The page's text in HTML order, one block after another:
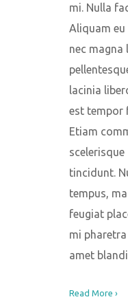
mi. Nulla
Aliquam eu
nec magna
lacinia
est tempor
Etiam
tincidunt.
tempus,
feugiat
mi
amet
Read More ›